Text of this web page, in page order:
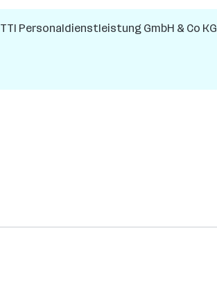
TTI Personaldienstleistung GmbH & Co KG